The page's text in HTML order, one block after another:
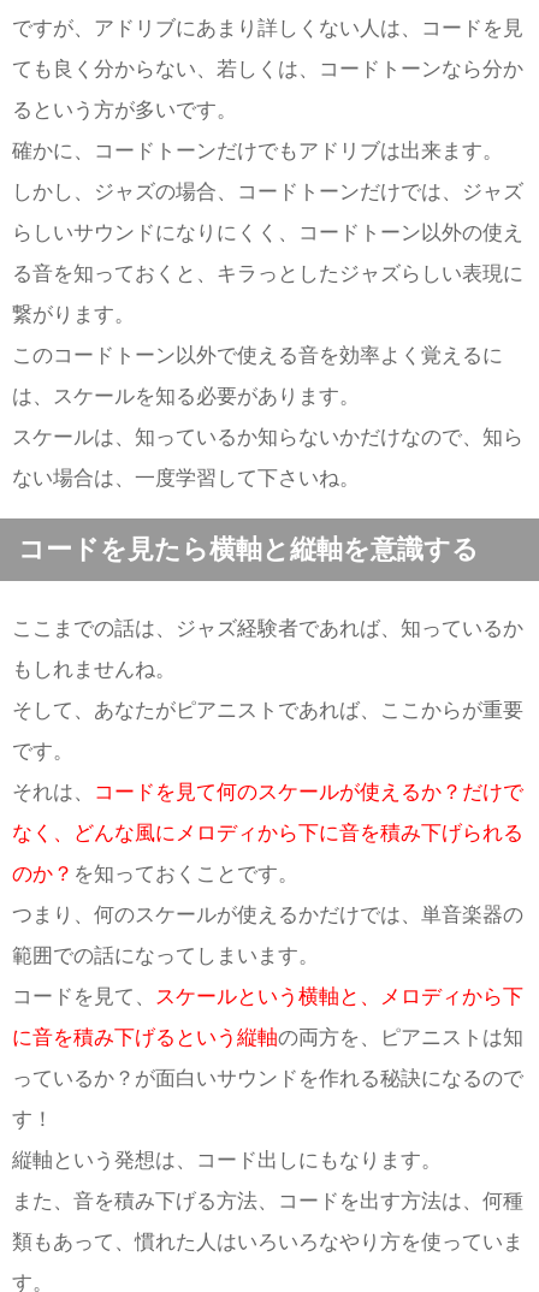
ですが、アドリブにあまり詳しくない人は、コードを見
ても良く分からない、若しくは、コードトーンなら分か
るという方が多いです。
確かに、コードトーンだけでもアドリブは出来ます。
しかし、ジャズの場合、コードトーンだけでは、ジャズ
らしいサウンドになりにくく、コードトーン以外の使え
る音を知っておくと、キラっとしたジャズらしい表現に
繋がります。
このコードトーン以外で使える音を効率よく覚えるに
は、スケールを知る必要があります。
スケールは、知っているか知らないかだけなので、知ら
ない場合は、一度学習して下さいね。
コードを見たら横軸と縦軸を意識する
ここまでの話は、ジャズ経験者であれば、知っているか
もしれませんね。
そして、あなたがピアニストであれば、ここからが重要
です。
それは、 コードを見て何のスケールが使えるか？だけで
なく、どんな風にメロディから下に音を積み下げられる
のか？ を知っておくことです。
つまり、何のスケールが使えるかだけでは、単音楽器の
範囲での話になってしまいます。
コードを見て、 スケールという横軸と、メロディから下
に音を積み下げるという縦軸の両方を、ピアニストは知
っているか？が面白いサウンドを作れる秘訣になるので
す！
縦軸という発想は、コード出しにもなります。
また、音を積み下げる方法、コードを出す方法は、何種
類もあって、慣れた人はいろいろなやり方を使っていま
す。